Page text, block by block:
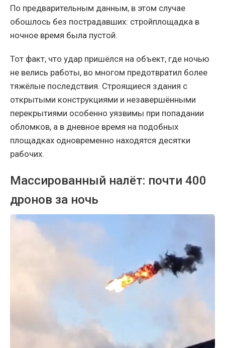
По предварительным данным, в этом случае
обошлось без пострадавших: стройплощадка в
ночное время была пустой.
Тот факт, что удар пришёлся на объект, где ночью
не велись работы, во многом предотвратил более
тяжёлые последствия. Строящиеся здания с
открытыми конструкциями и незавершёнными
перекрытиями особенно уязвимы при попадании
обломков, а в дневное время на подобных
площадках одновременно находятся десятки
рабочих.
Массированный налёт: почти 400
дронов за ночь